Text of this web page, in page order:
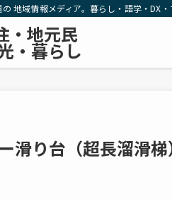
地域情報メディア。暮らし・語学・DX
・地元民
・暮らし
滑り台（超長溜滑梯